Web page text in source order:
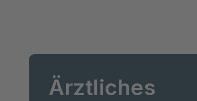
Ärztliches